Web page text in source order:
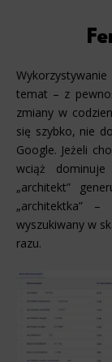
temat – z
zmiany w
się szybko, nie
Google. Jeżeli
wciąż
„architekt”
„architektka” –
wyszukiwany w
razu.